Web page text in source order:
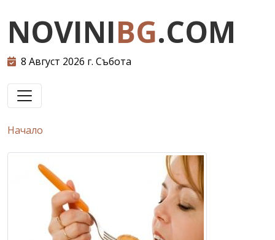
NOVINIBG.COM
8 Август 2026 г. Събота
Начало